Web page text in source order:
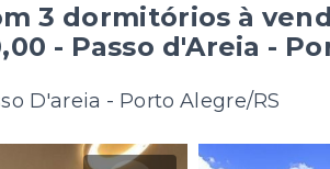
3 dormitórios à
- Passo d'Areia -
D'areia - Porto Alegre/RS